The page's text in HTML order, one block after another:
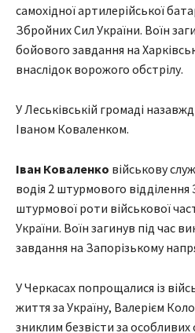
самохідної артилерійської
Збройних Сил України. Воїн
бойового завдання на
внаслідок ворожого обстрілу.
У Леськівській громаді
Іваном Коваленком.
Іван Коваленко військову
водія 2 штурмового
штурмової роти військової
України. Воїн загинув під час
завдання на Запорізькому
У Черкасах попрощалися із
життя за Україну, Валерієм
зниклим безвісти за особливих